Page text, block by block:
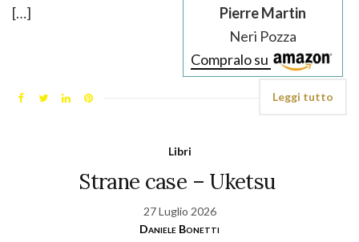
Pierre Martin
Neri Pozza
Compralo su
[…]
Leggi tutto
Libri
Strane case – Uketsu
27 Luglio 2026
Daniele Bonetti